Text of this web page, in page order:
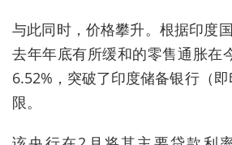
与此同时，价格攀升。根据印度
去年年底有所缓和的零售通胀在
6.52%，突破了印度储备银行（
限。